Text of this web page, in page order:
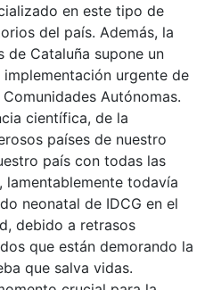
en este tipo de
del país. Además, la
de Cataluña supone un
urgente de
Autónomas.
científica, de la
países de nuestro
país con todas las
lamentablemente todavía
neonatal de IDCG en el
debido a retrasos
que están demorando la
que salva vidas.